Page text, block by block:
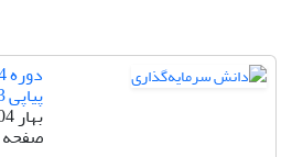
پیاپی 53
بهار 1404
صفحه